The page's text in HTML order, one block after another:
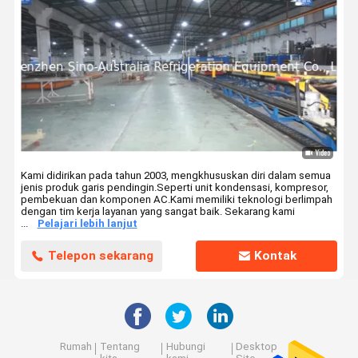
Kami didirikan pada tahun 2003, mengkhususkan diri dalam semua
jenis produk garis pendingin.Seperti unit kondensasi, kompresor,
pembekuan dan komponen AC.Kami memiliki teknologi berlimpah
dengan tim kerja layanan yang sangat baik. Sekarang kami
...
Pelajari lebih lanjut
Telepon sekarang Kontak
Rumah
Tentang
Hubungi
Desktop